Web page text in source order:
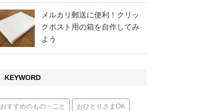
メルカリ郵送に便利！クリッ
クポスト用の箱を自作してみ
よう
KEYWORD
おすすめのもの・こと おひとりさまOK